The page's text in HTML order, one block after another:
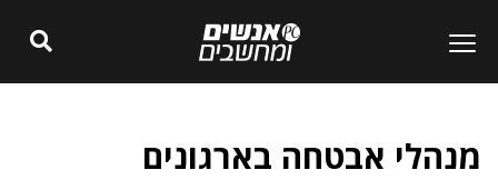
מנהלי אבטחה בארגונים